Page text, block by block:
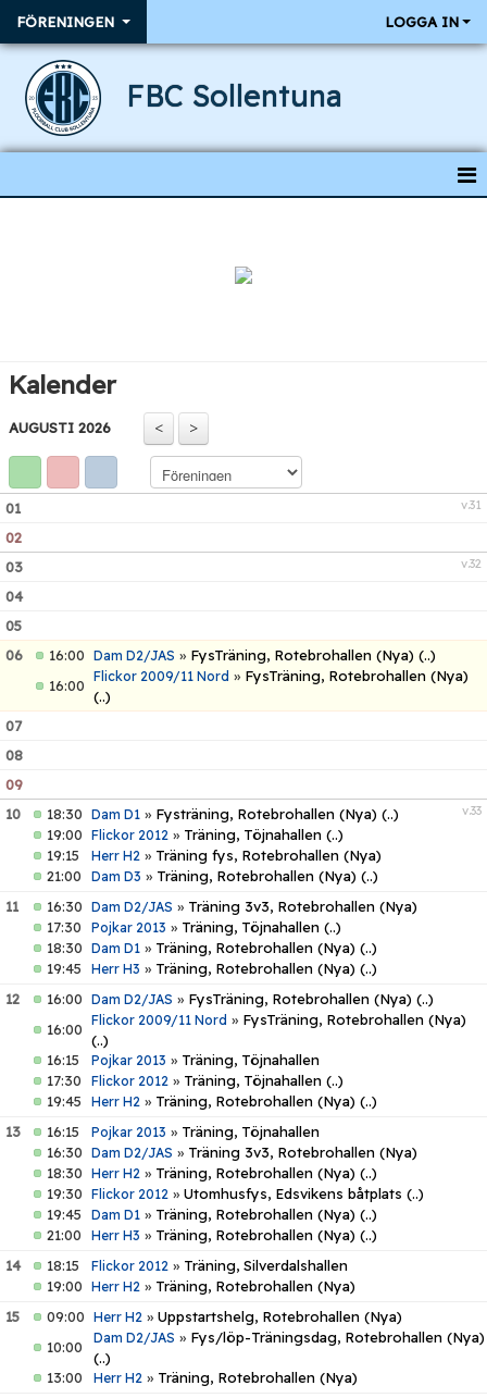
FÖRENINGEN LOGGA IN
FBC Sollentuna
KALENDER
BLI PARTNER
BLI FUNKTIONÄR
MEDIA & GRAFIK
KONTAKT
Kalender
AUGUSTI 2026
v.31
01
02
v.32
03
04
05
06
16:00 Dam D2/JAS » FysTräning, Rotebrohallen (Nya) (..)
16:00
Flickor 2009/11 Nord » FysTräning, Rotebrohallen (Nya)
(..)
07
08
09
v.33
10 18:30 Dam D1 » Fysträning, Rotebrohallen (Nya) (..)
19:00 Flickor 2012 » Träning, Töjnahallen (..)
19:15
Herr H2 » Träning fys, Rotebrohallen (Nya)
21:00 Dam D3 » Träning, Rotebrohallen (Nya) (..)
11
16:30 Dam D2/JAS » Träning 3v3, Rotebrohallen (Nya)
17:30 Pojkar 2013 » Träning, Töjnahallen (..)
18:30 Dam D1 » Träning, Rotebrohallen (Nya) (..)
19:45 Herr H3 » Träning, Rotebrohallen (Nya) (..)
12
16:00 Dam D2/JAS » FysTräning, Rotebrohallen (Nya) (..)
16:00
Flickor 2009/11 Nord » FysTräning, Rotebrohallen (Nya)
(..)
16:15
Pojkar 2013 » Träning, Töjnahallen
17:30 Flickor 2012 » Träning, Töjnahallen (..)
19:45 Herr H2 » Träning, Rotebrohallen (Nya) (..)
13
16:15 Pojkar 2013 » Träning, Töjnahallen
16:30 Dam D2/JAS » Träning 3v3, Rotebrohallen (Nya)
18:30 Herr H2 » Träning, Rotebrohallen (Nya) (..)
19:30 Flickor 2012 » Utomhusfys, Edsvikens båtplats (..)
19:45 Dam D1 » Träning, Rotebrohallen (Nya) (..)
21:00 Herr H3 » Träning, Rotebrohallen (Nya) (..)
14
18:15 Flickor 2012 » Träning, Silverdalshallen
19:00 Herr H2 » Träning, Rotebrohallen (Nya)
15
09:00 Herr H2 » Uppstartshelg, Rotebrohallen (Nya)
10:00
Dam D2/JAS » Fys/löp-Träningsdag, Rotebrohallen (Nya)
(..)
13:00
Herr H2 » Träning, Rotebrohallen (Nya)